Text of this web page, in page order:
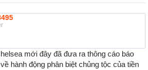
mới đây đã đưa ra thông cáo báo
hành động phân biệt chủng tộc của tiền